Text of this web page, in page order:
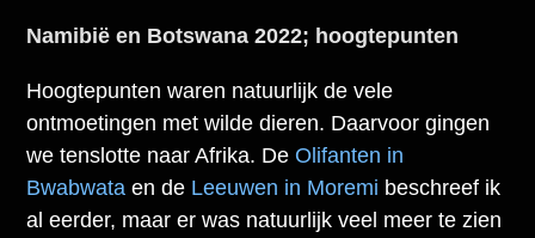
Namibië en Botswana 2022; hoogtepunten
Hoogtepunten waren natuurlijk de vele
ontmoetingen met wilde dieren. Daarvoor gingen
we tenslotte naar Afrika. DeOlifanten in
Bwabwata en de Leeuwen in Moremi beschreef ik
al eerder, maar er was natuurlijk veel meer te zien